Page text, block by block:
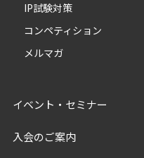
IP試験対策
コンペティション
メルマガ
イベント・セミナー
入会のご案内